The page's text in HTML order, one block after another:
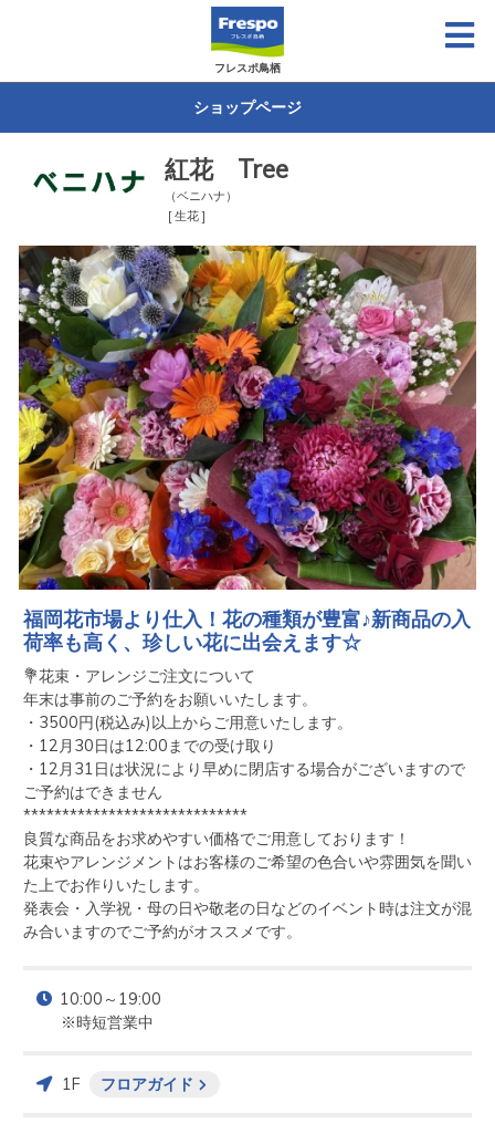
フレスポ鳥栖
ショップページ
紅花 Tree
（ベニハナ）
[ 生花 ]
福岡花市場より仕入！花の種類が豊富♪新商品の入
荷率も高く、珍しい花に出会えます☆
💐花束・アレンジご注文について
年末は事前のご予約をお願いいたします。
・3500円(税込み)以上からご用意いたします。
・12月30日は12:00までの受け取り
・12月31日は状況により早めに閉店する場合がございますので
ご予約はできません
*****************************
良質な商品をお求めやすい価格でご用意しております！
花束やアレンジメントはお客様のご希望の色合いや雰囲気を聞い
た上でお作りいたします。
発表会・入学祝・母の日や敬老の日などのイベント時は注文が混
み合いますのでご予約がオススメです。
10:00～19:00
1F フロアガイド